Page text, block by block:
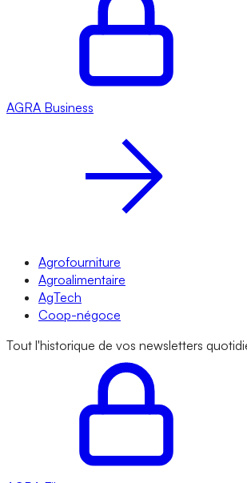
AGRA Business
Agrofourniture
Agroalimentaire
AgTech
Coop-négoce
Tout l'historique de vos newsletters